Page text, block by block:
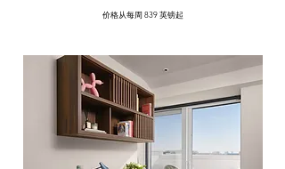
价格从每周 839 英镑起